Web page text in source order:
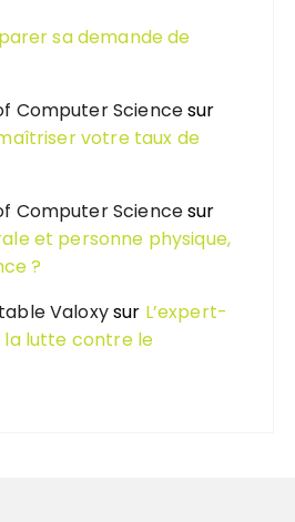
sa demande de
Computer Sciencesur
votre taux de
Computer Sciencesur
et personne physique,
?
Valoxysur L’expert-
lutte contre le